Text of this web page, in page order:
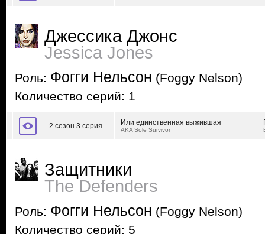
Джессика Джонс
Jessica Jones
Роль: Фогги Нельсон (Foggy Nelson)
Количество серий: 1
2 сезон 3 серия Или единственная выжившая
AKA Sole Survivor
Защитники
The Defenders
Роль: Фогги Нельсон (Foggy Nelson)
Количество серий: 5